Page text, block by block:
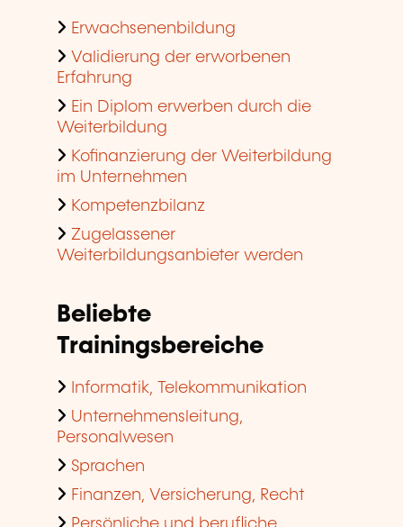
Erwachsenenbildung
Validierung der erworbenen
Erfahrung
Ein Diplom erwerben durch die
Weiterbildung
Kofinanzierung der Weiterbildung
im Unternehmen
Kompetenzbilanz
Zugelassener
Weiterbildungsanbieter werden
Beliebte
Trainingsbereiche
Informatik, Telekommunikation
Unternehmensleitung,
Personalwesen
Sprachen
Finanzen, Versicherung, Recht